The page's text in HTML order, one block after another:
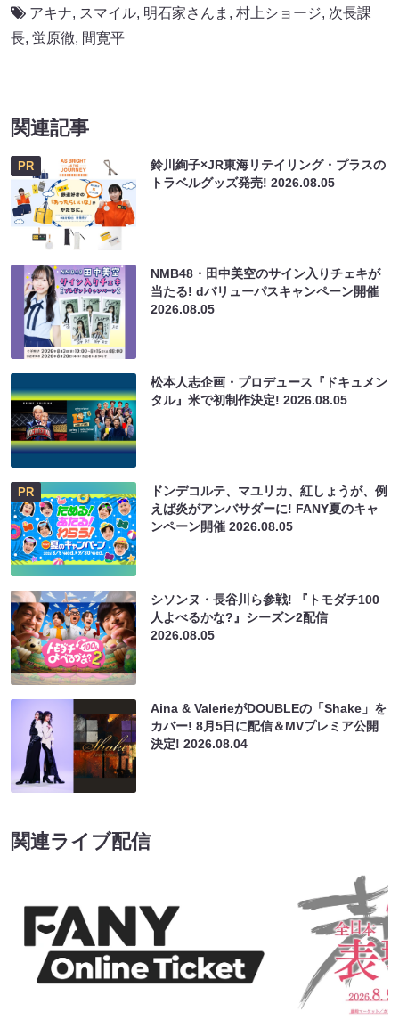
アキナ, スマイル, 明石家さんま , 村上ショージ, 次長課
長, 蛍原徹, 間寛平
関連記事
PR
鈴川絢子×JR東海リテイリング・プラスの
トラベルグッズ発売!2026.08.05
NMB48・田中美空のサイン入りチェキが
当たる! dバリューパスキャンペーン開催
2026.08.05
松本人志企画・プロデュース『ドキュメン
タル』米で初制作決定!2026.08.05
PR
ドンデコルテ、マユリカ、紅しょうが、例
えば炎がアンバサダーに! FANY夏のキャ
ンペーン開催2026.08.05
シソンヌ・長谷川ら参戦! 『トモダチ100
人よべるかな?』シーズン2配信
2026.08.05
Aina & ValerieがDOUBLEの「Shake」を
カバー! 8月5日に配信＆MVプレミア公開
決定!2026.08.04
関連ライブ配信